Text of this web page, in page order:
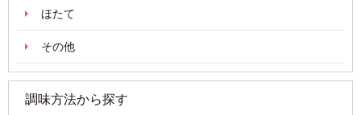
ほたて
その他
調味方法から探す